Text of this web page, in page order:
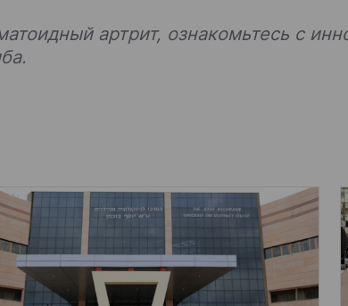
артрит, ознакомьтесь с